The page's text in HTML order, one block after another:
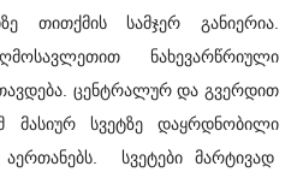
თითქმის სამჯერ განიერია.
ნახევარწრიული
ცენტრალურ და გვერდით
მასიურ სვეტზე დაყრდნობილი
სვეტები მარტივად